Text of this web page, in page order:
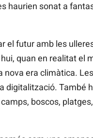
haurien sonat a
el futur amb les
quan en realitat el
nova era climàtica.
digitalització. També
boscos,